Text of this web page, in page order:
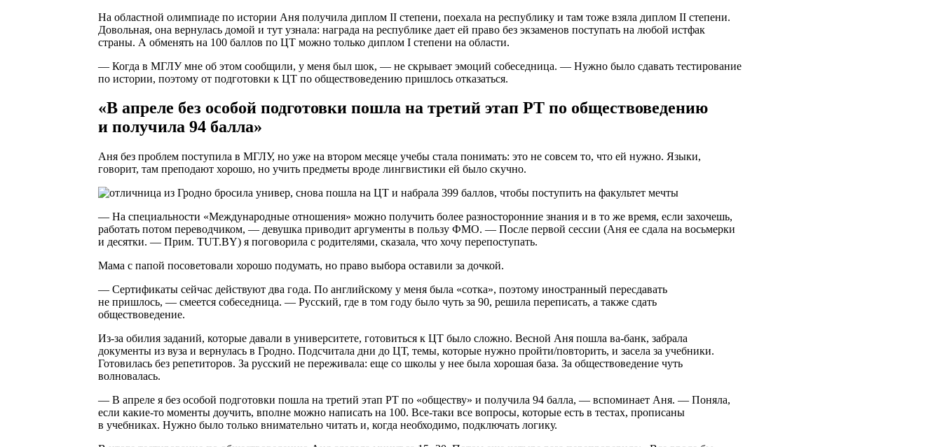
На областной олимпиаде по истории Аня получила диплом II степени, поехала на республику и там тоже взяла диплом II степени.
Довольная, она вернулась домой и тут узнала: награда на республике дает ей право без экзаменов поступать на любой истфак
страны. А обменять на 100 баллов по ЦТ можно только диплом I степени на области.
— Когда в МГЛУ мне об этом сообщили, у меня был шок, — не скрывает эмоций собеседница. — Нужно было сдавать тестирование
по истории, поэтому от подготовки к ЦТ по обществоведению пришлось отказаться.
«В апреле без особой подготовки пошла на третий этап РТ по обществоведению
и получила 94 балла»
Аня без проблем поступила в МГЛУ, но уже на втором месяце учебы стала понимать: это не совсем то, что ей нужно. Языки,
говорит, там преподают хорошо, но учить предметы вроде лингвистики ей было скучно.
— На специальности «Международные отношения» можно получить более разносторонние знания и в то же время, если захочешь,
работать потом переводчиком, — девушка приводит аргументы в пользу ФМО. — После первой сессии (Аня ее сдала на восьмерки
и десятки. — Прим. TUT.BY) я поговорила с родителями, сказала, что хочу перепоступать.
Мама с папой посоветовали хорошо подумать, но право выбора оставили за дочкой.
— Сертификаты сейчас действуют два года. По английскому у меня была «сотка», поэтому иностранный пересдавать
не пришлось, — смеется собеседница. — Русский, где в том году было чуть за 90, решила переписать, а также сдать
обществоведение.
Из-за обилия заданий, которые давали в университете, готовиться к ЦТ было сложно. Весной Аня пошла ва-банк, забрала
документы из вуза и вернулась в Гродно. Подсчитала дни до ЦТ, темы, которые нужно пройти/повторить, и засела за учебники.
Готовилась без репетиторов. За русский не переживала: еще со школы у нее была хорошая база. За обществоведение чуть
волновалась.
— В апреле я без особой подготовки пошла на третий этап РТ по «обществу» и получила 94 балла, — вспоминает Аня. — Поняла,
если какие-то моменты доучить, вполне можно написать на 100. Все-таки все вопросы, которые есть в тестах, прописаны
в учебниках. Нужно было только внимательно читать и, когда необходимо, подключать логику.